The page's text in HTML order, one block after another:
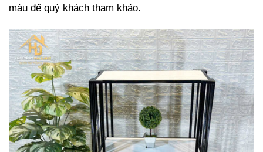
màu để quý khách tham khảo.